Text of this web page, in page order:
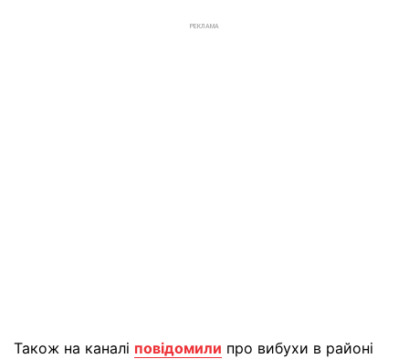
РЕКЛАМА
Також на каналі повідомили про вибухи в районі